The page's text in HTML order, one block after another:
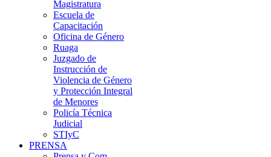
Magistratura
Escuela de
Capacitación
Oficina de Género
Ruaga
Juzgado de
Instrucción de
Violencia de Género
y Protección Integral
de Menores
Policía Técnica
Judicial
STIyC
PRENSA